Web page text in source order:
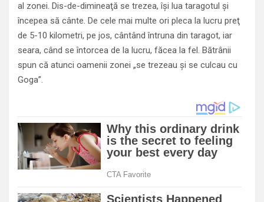
al zonei. Dis-de-dimineaţă se trezea, îşi lua taragotul şi
începea să cânte. De cele mai multe ori pleca la lucru preţ
de 5-10 kilometri, pe jos, cântând întruna din taragot, iar
seara, când se întorcea de la lucru, făcea la fel. Bătrânii
spun că atunci oamenii zonei „se trezeau şi se culcau cu
Goga”.